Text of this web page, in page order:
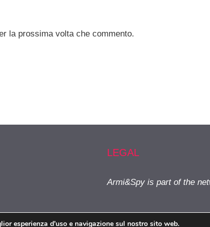
la prossima volta che commento.
LEGAL
Armi&Spy is part of the
esperienza d'uso e navigazione sul nostro sito web.